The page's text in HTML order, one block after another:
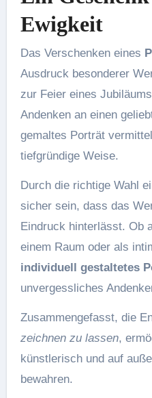
Ewigkeit
Das Verschenken eines
Ausdruck besonderer
zur Feier eines
Andenken an einen
gemaltes Porträt
tiefgründige Weise.
Durch die richtige Wahl
sicher sein, dass das
Eindruck hinterlässt. Ob
einem Raum oder als
individuell gestaltetes
unvergessliches
Zusammengefasst, die
zeichnen zu lassen,
künstlerisch und auf
bewahren.